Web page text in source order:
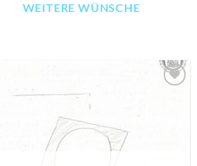
WEITERE WÜNSCHE